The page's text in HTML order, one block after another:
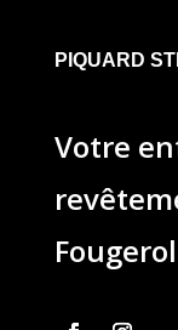
PIQUARD
Votre